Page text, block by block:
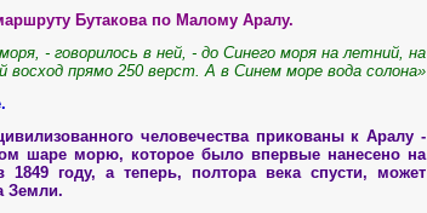
Бутакова по Малому Аралу.
- говорилось в ней, - до Синего моря на летний, на
восход прямо 250 верст. А в Синем море вода солона»
человечества прикованы к Аралу -
шаре морю, которое было впервые нанесено на
1849 году, а теперь, полтора века спусти, может
Земли.